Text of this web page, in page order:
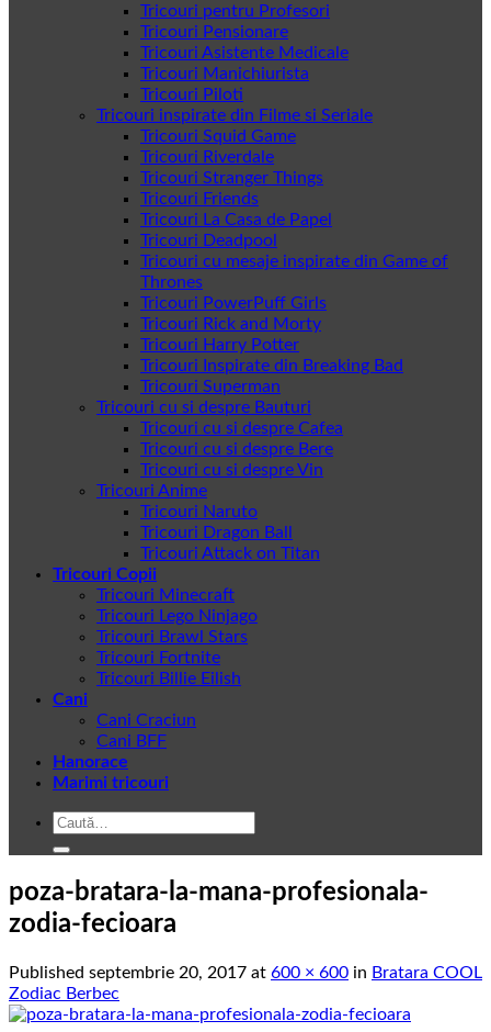
Tricouri pentru Profesori
Tricouri Pensionare
Tricouri Asistente Medicale
Tricouri Manichiurista
Tricouri Piloti
Tricouri inspirate din Filme si Seriale
Tricouri Squid Game
Tricouri Riverdale
Tricouri Stranger Things
Tricouri Friends
Tricouri La Casa de Papel
Tricouri Deadpool
Tricouri cu mesaje inspirate din Game of
Thrones
Tricouri PowerPuff Girls
Tricouri Rick and Morty
Tricouri Harry Potter
Tricouri Inspirate din Breaking Bad
Tricouri Superman
Tricouri cu si despre Bauturi
Tricouri cu si despre Cafea
Tricouri cu si despre Bere
Tricouri cu si despre Vin
Tricouri Anime
Tricouri Naruto
Tricouri Dragon Ball
Tricouri Attack on Titan
Tricouri Copii
Tricouri Minecraft
Tricouri Lego Ninjago
Tricouri Brawl Stars
Tricouri Fortnite
Tricouri Billie Eilish
Cani
Cani Craciun
Cani BFF
Hanorace
Marimi tricouri
Caută
poza-bratara-la-mana-profesionala-
zodia-fecioara
Published septembrie 20, 2017 at 600 × 600 in Bratara COOL
Zodiac Berbec